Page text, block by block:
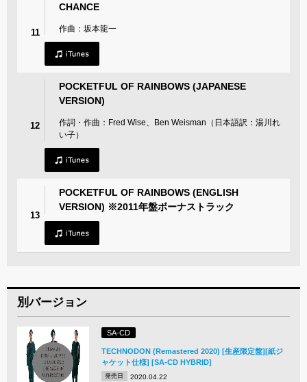
11
CHANCE
作曲：坂本龍一
12
POCKETFUL OF RAINBOWS (JAPANESE
VERSION)
作詞・作曲：Fred Wise、Ben Weisman（日本語訳：湯川れ
い子）
13
POCKETFUL OF RAINBOWS (ENGLISH
VERSION) ※2011年盤ボーナストラック
別バージョン
SA-CD
TECHNODON (Remastered 2020) [生産限定盤][紙ジ
ャケット仕様] [SA-CD HYBRID]
発売日 2020.04.22